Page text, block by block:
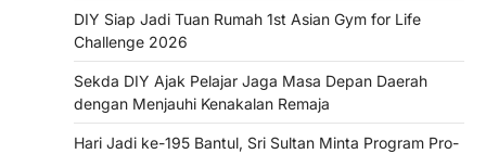
DIY Siap Jadi Tuan Rumah 1st Asian Gym for Life
Challenge 2026
Sekda DIY Ajak Pelajar Jaga Masa Depan Daerah
dengan Menjauhi Kenakalan Remaja
Hari Jadi ke-195 Bantul, Sri Sultan Minta Program Pro-